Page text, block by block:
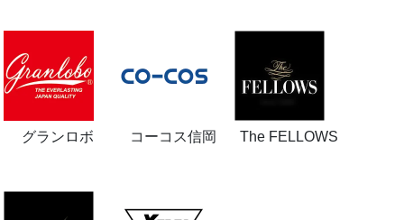
グランロボ コーコス信岡 The FELLOWS